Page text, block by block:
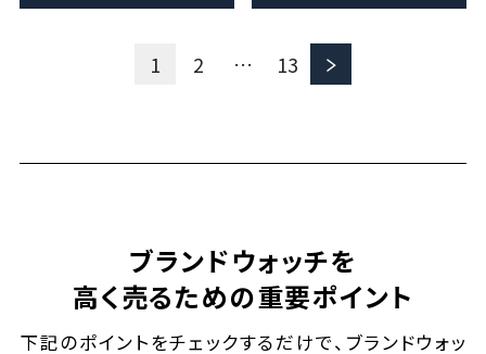
1 2 … 13
ブランドウォッチを
高く売るための重要ポイント
下記のポイントをチェックするだけで、ブランドウォッ